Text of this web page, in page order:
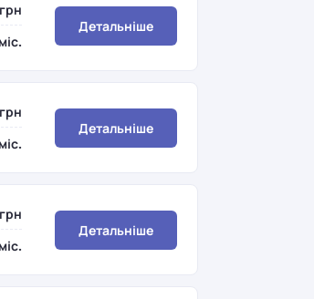
Детальніше
Детальніше
Детальніше